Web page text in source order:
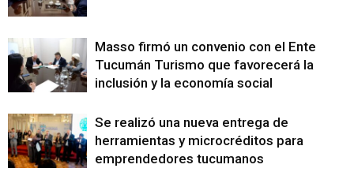
Masso firmó un convenio con el Ente
Tucumán Turismo que favorecerá la
inclusión y la economía social
Se realizó una nueva entrega de
herramientas y microcréditos para
emprendedores tucumanos